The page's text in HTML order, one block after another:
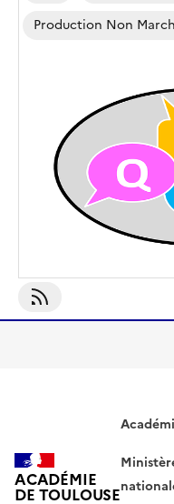
Production Non
S'abonner À
ACADÉMIE
DE TOULOUSE